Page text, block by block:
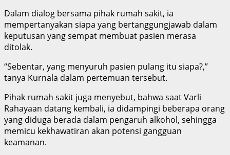
Dalam dialog bersama pihak rumah sakit, ia
mempertanyakan siapa yang bertanggungjawab dalam
keputusan yang sempat membuat pasien merasa
ditolak.
“Sebentar, yang menyuruh pasien pulang itu siapa?,”
tanya Kurnala dalam pertemuan tersebut.
Pihak rumah sakit juga menyebut, bahwa saat Varli
Rahayaan datang kembali, ia didampingi beberapa orang
yang diduga berada dalam pengaruh alkohol, sehingga
memicu kekhawatiran akan potensi gangguan
keamanan.